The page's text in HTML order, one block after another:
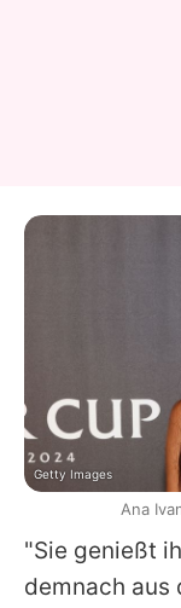
"Sie genießt
demnach aus
Getty Images
Ana